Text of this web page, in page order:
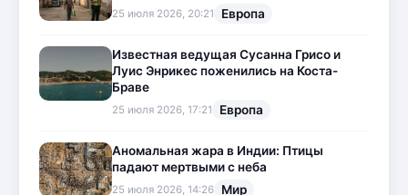
25 июля 2026, 20:21 Европа
Известная ведущая Сусанна Грисо и
Луис Энрикес поженились на Коста-
Браве
25 июля 2026, 17:21 Европа
Аномальная жара в Индии: Птицы
падают мертвыми с неба
25 июля 2026, 14:26 Мир